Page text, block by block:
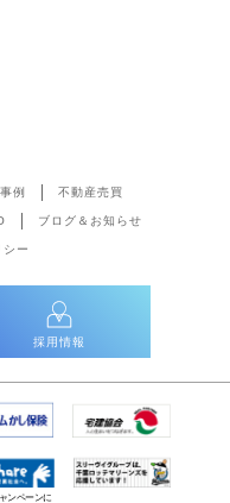
例 不動産売買
ブログ＆お知らせ
ー
採用情報
ンペーンに